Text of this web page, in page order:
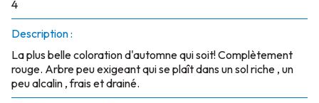
4
Description :
La plus belle coloration d'automne qui soit! Complètement
rouge. Arbre peu exigeant qui se plaît dans un sol riche , un
peu alcalin , frais et drainé.